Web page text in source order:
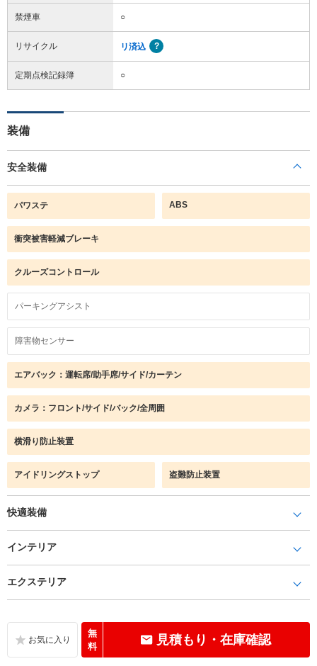
禁煙車 ○
リサイクル リ済込
定期点検記録簿 ○
装備
安全装備
パワステ ABS
衝突被害軽減ブレーキ
クルーズコントロール
パーキングアシスト
障害物センサー
エアバック：運転席/助手席/サイド/カーテン
カメラ：フロント/サイド/バック/全周囲
横滑り防止装置
アイドリングストップ 盗難防止装置
快適装備
インテリア
エクステリア
無
料
見積もり・在庫確認